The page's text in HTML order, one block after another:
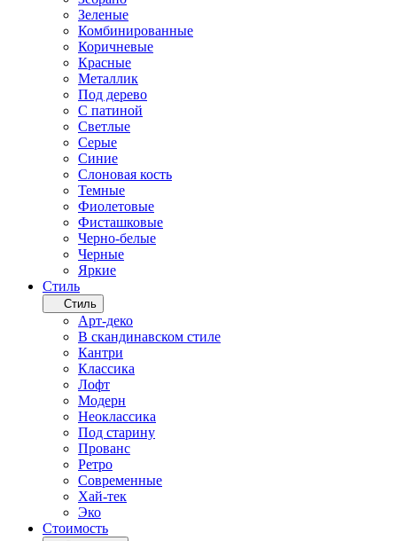
Зеленые
Комбинированные
Коричневые
Красные
Металлик
Под дерево
С патиной
Светлые
Серые
Синие
Слоновая кость
Темные
Фиолетовые
Фисташковые
Черно-белые
Черные
Яркие
Стиль
Стиль
Арт-деко
В скандинавском стиле
Кантри
Классика
Лофт
Модерн
Неоклассика
Под старину
Прованс
Ретро
Современные
Хай-тек
Эко
Стоимость